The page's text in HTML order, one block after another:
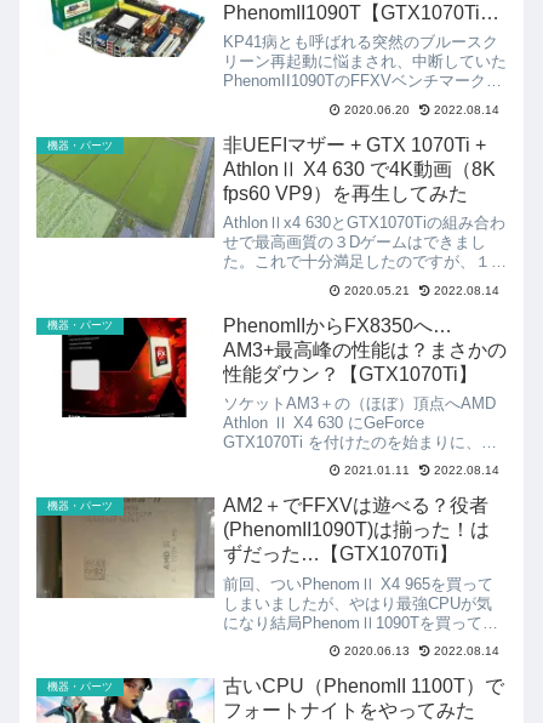
PhenomII1090T【GTX1070Ti】
のベンチマーク結果は？
KP41病とも呼ばれる突然のブルースク
リーン再起動に悩まされ、中断していた
PhenomII1090TのFFXVベンチマークを
無事慣行！果たして結果は？構成非
UEFIレガシーBIOSマザーボード:
ASUS M3A78-EM Socket A...
2020.06.20 2022.08.14
機器・パーツ
非UEFIマザー + GTX 1070Ti +
AthlonⅡ X4 630 で4K動画（8K
fps60 VP9）を再生してみた
AthlonⅡx4 630とGTX1070Tiの組み合わ
せで最高画質の３Dゲームはできまし
た。これで十分満足したのですが、１つ
気になっていたことがありました。2D
動画はどうなんだ？以前のグラボ
(Radeon HD7750)で4K動画（You...
2020.05.21 2022.08.14
機器・パーツ
PhenomIIからFX8350へ…
AM3+最高峰の性能は？まさかの
性能ダウン？【GTX1070Ti】
ソケットAM3＋の（ほぼ）頂点へAMD
Athlon Ⅱ X4 630 にGeForce
GTX1070Ti を付けたのを始まりに、以
下の変遷を辿り、AM3+マザーボードに
付けられる（ほぼ）最高峰の8コアCPU
AMD FX8350（4.0...
2021.01.11 2022.08.14
機器・パーツ
AM2＋でFFXVは遊べる？役者
(PhenomII1090T)は揃った！は
ずだった…【GTX1070Ti】
前回、ついPhenomⅡ X4 965を買って
しまいましたが、やはり最強CPUが気
になり結局PhenomⅡ1090Tを買ってし
まいました。AM2+に載る最強CPUは
PhenomⅡ1100Tでは？という話もあり
ますが、私のASUS M3A78...
2020.06.13 2022.08.14
機器・パーツ
古いCPU（PhenomII 1100T）で
フォートナイトをやってみた